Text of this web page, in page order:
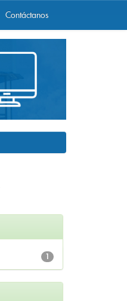
Contáctanos
1